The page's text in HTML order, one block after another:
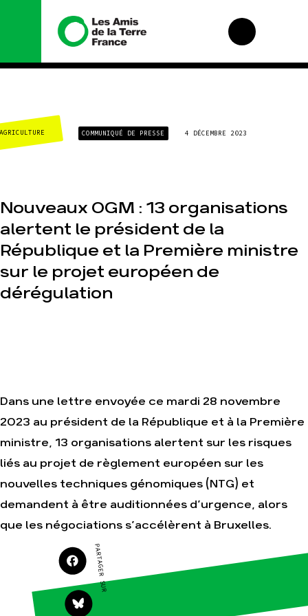
Nous
connaître
Équipes et
fonctionnement
Le réseau dans le
monde
Nos alliés
campagnes
Mode : une
tendance
destructrice
Gaz au
Mozambique, la
violence TOTAL(e)
S'engager sur le
terrain
Agir au quotidien
Soutenir les
campagnes
Transmettre tout
patrimoine
Télécharger
gratuitement les
guides éco-
citoyens
thématiques
Climat – Énergie
Surproduction
Agriculture
Finance
Multinationales
Forêts
AGRICULTURE COMMUNIQUÉ DE PRESSE 4 DÉCEMBRE 2023
Nouveaux OGM : 13 organisations
alertent le président de la
République et la Première ministre
sur le projet européen de
dérégulation
Dans une lettre envoyée ce mardi 28 novembre
2023 au président de la République et à la Première
ministre, 13 organisations alertent sur les risques
liés au projet de règlement européen sur les
nouvelles techniques génomiques (NTG) et
demandent à être auditionnées d’urgence, alors
que les négociations s’accélèrent à Bruxelles.
PARTAGER SUR